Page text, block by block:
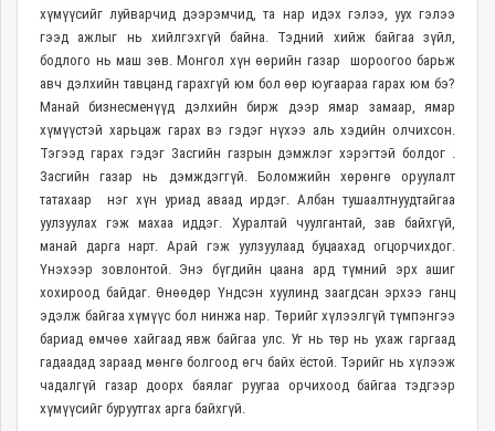
хүмүүсийг луйварчид дээрэмчид, та нар идэх гэлээ, уух гэлээ
гээд ажлыг нь хийлгэхгүй байна. Тэдний хийж байгаа зүйл,
бодлого нь маш зөв. Монгол хүн өөрийн газар шороогоо барьж
авч дэлхийн тавцанд гарахгүй юм бол өөр юугаараа гарах юм бэ?
Манай бизнесменүүд дэлхийн бирж дээр ямар замаар, ямар
хүмүүстэй харьцаж гарах вэ гэдэг нүхээ аль хэдийн олчихсон.
Тэгээд гарах гэдэг Засгийн газрын дэмжлэг хэрэгтэй болдог .
Засгийн газар нь дэмждэггүй. Боломжийн хөрөнгө оруулалт
татахаар нэг хүн уриад аваад ирдэг. Албан тушаалтнуудтайгаа
уулзуулах гэж махаа иддэг. Хуралтай чуулгантай, зав байхгүй,
манай дарга нарт. Арай гэж уулзуулаад буцаахад огцорчихдог.
Үнэхээр зовлонтой. Энэ бүгдийн цаана ард түмний эрх ашиг
хохироод байдаг. Өнөөдөр Үндсэн хуулинд заагдсан эрхээ ганц
эдэлж байгаа хүмүүс бол нинжа нар. Төрийг хүлээлгүй түмпэнгээ
бариад өмчөө хайгаад явж байгаа улс. Уг нь төр нь ухаж гаргаад
гадаадад зараад мөнгө болгоод өгч байх ёстой. Тэрийг нь хүлээж
чадалгүй газар доорх баялаг руугаа орчихоод байгаа тэдгээр
хүмүүсийг буруутгах арга байхгүй.